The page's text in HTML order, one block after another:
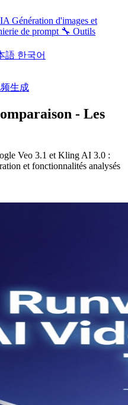
Génération d'images et
de prompt 🔧 Outils
語 한국어
生成
- Les
Veo 3.1 et Kling AI 3.0 :
et fonctionnalités analysés